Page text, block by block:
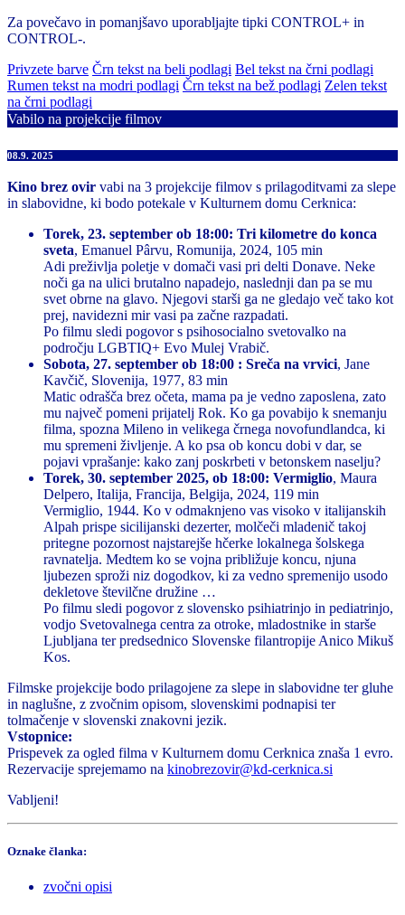
Za povečavo in pomanjšavo uporabljajte tipki CONTROL+ in
CONTROL-.
Privzete barve Črn tekst na beli podlagi Bel tekst na črni podlagi
Rumen tekst na modri podlagi Črn tekst na bež podlagi Zelen tekst
na črni podlagi
Vabilo na projekcije filmov
08.9. 2025
Kino brez ovir vabi na 3 projekcije filmov s prilagoditvami za slepe
in slabovidne, ki bodo potekale v Kulturnem domu Cerknica:
Torek, 23. september ob 18:00: Tri kilometre do konca
sveta, Emanuel Pârvu, Romunija, 2024, 105 min
Adi preživlja poletje v domači vasi pri delti Donave. Neke
noči ga na ulici brutalno napadejo, naslednji dan pa se mu
svet obrne na glavo. Njegovi starši ga ne gledajo več tako kot
prej, navidezni mir vasi pa začne razpadati.
Po filmu sledi pogovor s psihosocialno svetovalko na
področju LGBTIQ+ Evo Mulej Vrabič.
Sobota, 27. september ob 18:00 : Sreča na vrvici, Jane
Kavčič, Slovenija, 1977, 83 min
Matic odrašča brez očeta, mama pa je vedno zaposlena, zato
mu največ pomeni prijatelj Rok. Ko ga povabijo k snemanju
filma, spozna Mileno in velikega črnega novofundlandca, ki
mu spremeni življenje. A ko psa ob koncu dobi v dar, se
pojavi vprašanje: kako zanj poskrbeti v betonskem naselju?
Torek, 30. september 2025, ob 18:00: Vermiglio, Maura
Delpero, Italija, Francija, Belgija, 2024, 119 min
Vermiglio, 1944. Ko v odmaknjeno vas visoko v italijanskih
Alpah prispe sicilijanski dezerter, molčeči mladenič takoj
pritegne pozornost najstarejše hčerke lokalnega šolskega
ravnatelja. Medtem ko se vojna približuje koncu, njuna
ljubezen sproži niz dogodkov, ki za vedno spremenijo usodo
dekletove številčne družine …
Po filmu sledi pogovor z slovensko psihiatrinjo in pediatrinjo,
vodjo Svetovalnega centra za otroke, mladostnike in starše
Ljubljana ter predsednico Slovenske filantropije Anico Mikuš
Kos.
Filmske projekcije bodo prilagojene za slepe in slabovidne ter gluhe
in naglušne, z zvočnim opisom, slovenskimi podnapisi ter
tolmačenje v slovenski znakovni jezik.
Vstopnice:
Prispevek za ogled filma v Kulturnem domu Cerknica znaša 1 evro.
Rezervacije sprejemamo na kinobrezovir@kd-cerknica.si
Vabljeni!
Oznake članka:
zvočni opisi